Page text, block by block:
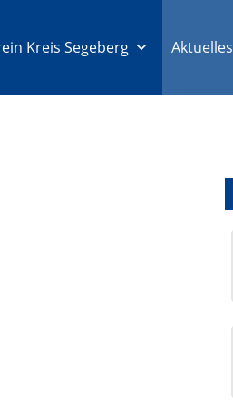
Kreis Segeberg Aktuelles